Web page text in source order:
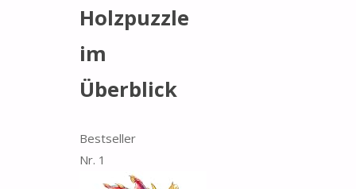
Holzpuzzle
im
Überblick
Bestseller
Nr. 1